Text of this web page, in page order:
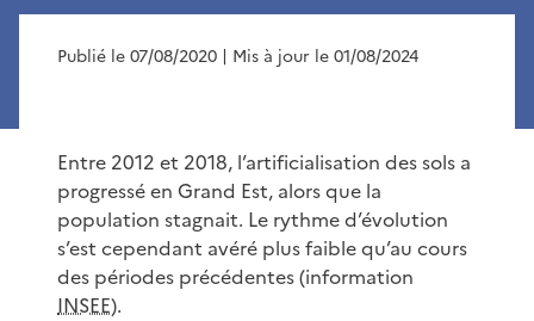
Publié le 07/08/2020 | Mis à jour le 01/08/2024
Entre 2012 et 2018, l’artificialisation des sols a
progressé en Grand Est, alors que la
population stagnait. Le rythme d’évolution
s’est cependant avéré plus faible qu’au cours
des périodes précédentes (information
INSEE).